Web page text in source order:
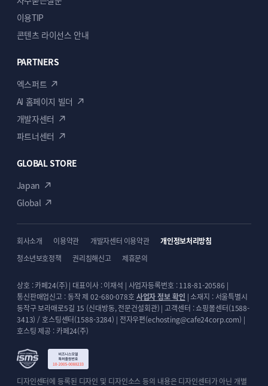
이용TIP
콘텐츠 라이선스 안내
PARTNERS
엑스퍼트
AI 홈페이지 빌더
개발자센터
파트너센터
GLOBAL STORE
Japan
Global
회사소개 이용약관 개발자센터 이용약관
개인정보처리방침
청소년보호정책
권리침해신고 제휴문의
상호 : 카페24(주) | 대표이사 : 이재석 | 사업자등록번호 : 118-81-20586 |
통신판매업신고 : 동작 제 02-680-078호사업자 정보 확인 | 소재지 : 서울특별시
동작구 보라매로5길 15 (신대방동, 전문건설회관) | 고객센터 : 쇼핑몰센터(1588-
3413) / 호스팅센터(1588-3284) | 전자우편(echosting@cafe24corp.com) |
호스팅 제공 : 카페24(주)
디자인센터에 등록된 디자인 및 디자인소스 등의 내용은 디자인센터가 아닌 개별